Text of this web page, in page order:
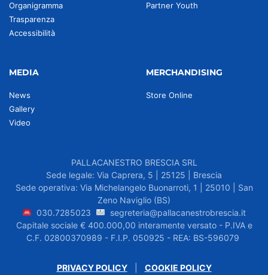
Organigramma
Trasparenza
Accessibilità
Partner Youth
MEDIA
News
Gallery
Video
MERCHANDISING
Store Online
PALLACANESTRO BRESCIA SRL
Sede legale: Via Caprera, 5 | 25125 | Brescia
Sede operativa: Via Michelangelo Buonarroti, 1 | 25010 | San
Zeno Naviglio (BS)
030.7285023
segreteria@pallacanestrobrescia.it
Capitale sociale € 400.000,00 interamente versato - P.IVA e
C.F. 02800370989 - F.I.P. 050925 - REA: BS-596079
PRIVACY POLICY| COOKIE POLICY